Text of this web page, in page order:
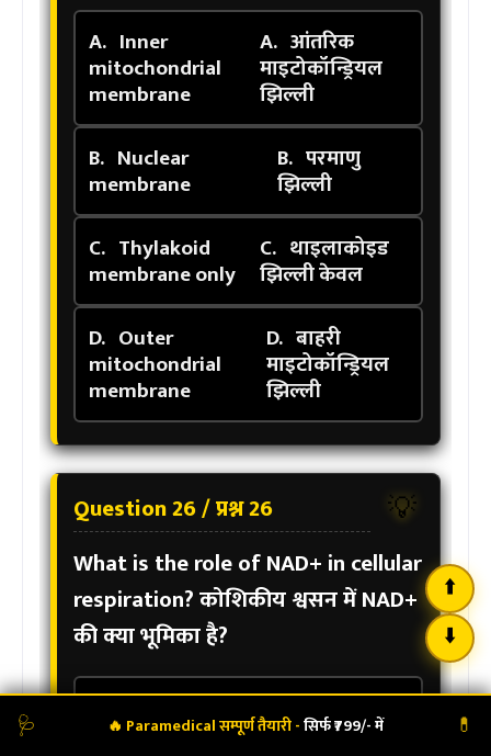
⬆️
⬇️
A. Inner
mitochondrial
membrane
A.आंतरिक
माइटोकॉन्ड्रियल
झिल्ली
B. Nuclear
membrane
B. परमाणु
झिल्ली
C. Thylakoid
membrane only
C.थाइलाकोइड
झिल्ली केवल
D. Outer
mitochondrial
membrane
D. बाहरी
माइटोकॉन्ड्रियल
झिल्ली
💡
Question 26 / प्रश्न 26
What is the role of NAD+ in cellular
respiration?कोशिकीय श्वसन में NAD+
की क्या भूमिका है?
A.It is an
enzyme
A.यह एक एंजाइम
है
🩺 🔥 Paramedical सम्पूर्ण तैयारी -सिर्फ ₹799/- में 💊